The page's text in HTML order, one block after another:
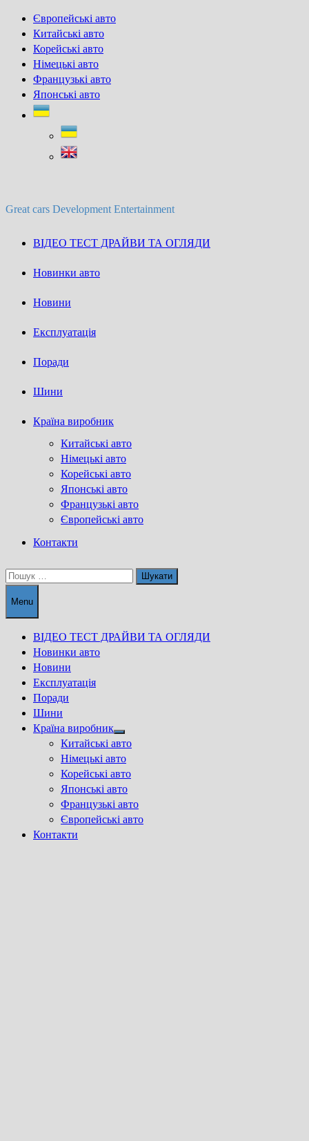
Skip
content
Європейські авто
Китайські авто
Корейські авто
Німецькі авто
Французькі авто
Японські авто
Great cars Development Entertainment
ВІДЕО ТЕСТ ДРАЙВИ ТА ОГЛЯДИ
Новинки авто
Новини
Експлуатація
Поради
Шини
Країна виробник
Китайські авто
Німецькі авто
Корейські авто
Японські авто
Французькі авто
Європейські авто
Контакти
Пошук:
Menu
ВІДЕО ТЕСТ ДРАЙВИ ТА ОГЛЯДИ
Новинки авто
Новини
Експлуатація
Поради
Шини
Країна виробник
Show
sub
menu
Китайські авто
Німецькі авто
Корейські авто
Японські авто
Французькі авто
Європейські авто
Контакти